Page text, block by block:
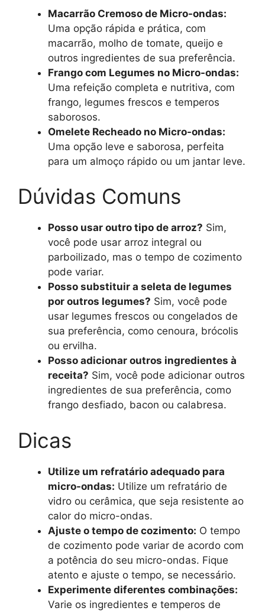
Macarrão Cremoso de Micro-ondas:
Uma opção rápida e prática, com
macarrão, molho de tomate, queijo e
outros ingredientes de sua preferência.
Frango com Legumes no Micro-ondas:
Uma refeição completa e nutritiva, com
frango, legumes frescos e temperos
saborosos.
Omelete Recheado no Micro-ondas:
Uma opção leve e saborosa, perfeita
para um almoço rápido ou um jantar leve.
Dúvidas Comuns
Posso usar outro tipo de arroz? Sim,
você pode usar arroz integral ou
parboilizado, mas o tempo de cozimento
pode variar.
Posso substituir a seleta de legumes
por outros legumes? Sim, você pode
usar legumes frescos ou congelados de
sua preferência, como cenoura, brócolis
ou ervilha.
Posso adicionar outros ingredientes à
receita? Sim, você pode adicionar outros
ingredientes de sua preferência, como
frango desfiado, bacon ou calabresa.
Dicas
Utilize um refratário adequado para
micro-ondas: Utilize um refratário de
vidro ou cerâmica, que seja resistente ao
calor do micro-ondas.
Ajuste o tempo de cozimento: O tempo
de cozimento pode variar de acordo com
a potência do seu micro-ondas. Fique
atento e ajuste o tempo, se necessário.
Experimente diferentes combinações:
Varie os ingredientes e temperos de